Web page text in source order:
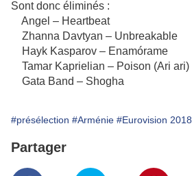
Sont donc éliminés :
Angel – Heartbeat
Zhanna Davtyan – Unbreakable
Hayk Kasparov – Enamórame
Tamar Kaprielian – Poison (Ari ari)
Gata Band – Shogha
#présélection #Arménie #Eurovision 2018
Partager